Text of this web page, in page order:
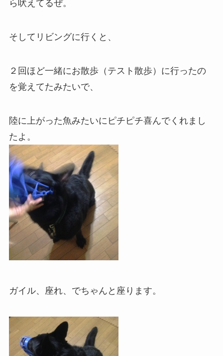
ら吠えてるぜ。
そしてリビングに行くと、
２回ほど一緒にお散歩（テスト散歩）に行ったの
を覚えてたみたいで、
陸に上がった魚みたいにピチピチ喜んでくれまし
たよ。
ガイル、座れ、でちゃんと座ります。